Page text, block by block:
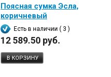
Поясная сумка Эсла,
коричневый
Есть в наличии ( 3 )
12 589.50 руб.
В КОРЗИНУ